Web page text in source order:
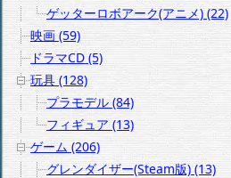
ゲッターロボアーク(アニメ) (22)
映画 (59)
ドラマCD (5)
玩具 (128)
プラモデル (84)
フィギュア (13)
ゲーム (206)
グレンダイザー(Steam版) (13)